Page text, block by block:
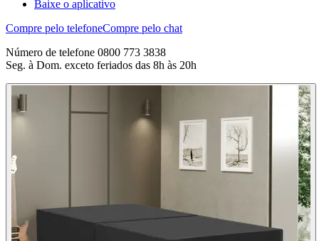
Baixe o aplicativo
Compre pelo telefoneCompre pelo chat
Número de telefone 0800 773 3838
Seg. à Dom. exceto feriados das 8h às 20h